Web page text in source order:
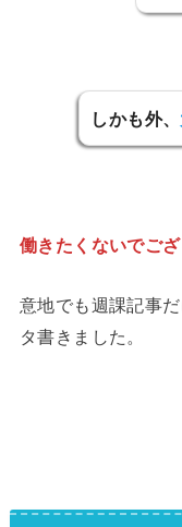
しかも外、
働きたくないでござ
意地でも週課記事
タ書きました。